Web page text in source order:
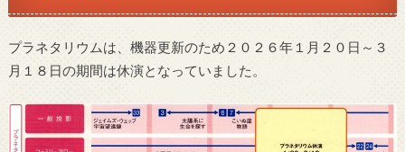
プラネタリウムは、機器更新のため２０２６年１月２０日～３
月１８日の期間は休演となっていました。